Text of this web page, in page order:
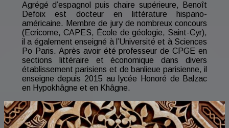
Agrégé d’espagnol puis chaire supérieure, Benoît
Defoix est docteur en littérature hispano-
américaine. Membre de jury de nombreux concours
(Ecricome, CAPES, École de géologie, Saint-Cyr),
il a également enseigné à l’Université et à Sciences
Po Paris. Après avoir été professeur de CPGE en
sections littéraire et économique dans divers
établissement parisiens et de banlieue parisienne, il
enseigne depuis 2015 au lycée Honoré de Balzac
en Hypokhâgne et en Khâgne.